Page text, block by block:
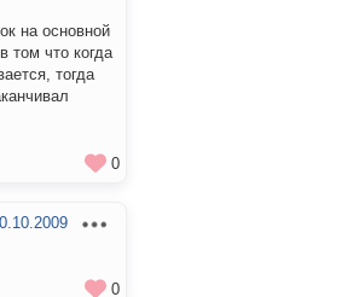
на основной
том что когда
тогда
0
0